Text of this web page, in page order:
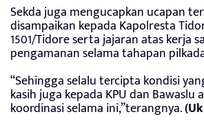
Sekda juga mengucapkan ucapan
disampaikan kepada Kapolresta
1501/Tidore serta jajaran atas kerja
pengamanan selama tahapan
“Sehingga selalu tercipta kondisi
kasih juga kepada KPU dan Bawaslu
koordinasi selama ini,”terangnya.